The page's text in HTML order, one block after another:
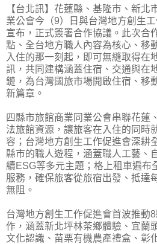
【台北訊】花蓮縣、基隆市、新北
業公會今（9）日與台灣地方創生工
宣布，正式簽署合作協議。此次合
點、全台地方職人內容為核心、移
入住的那一刻起，即可無縫取得在
訊，共同建構涵蓋住宿、交通與在
鏈，為台灣國旅市場開啟住宿、移
新篇章。
四縣市旅館商業同業公會串聯花蓮
法旅館資源，讓旅客在入住的同時
容；台灣地方創生工作促進會深耕
縣市的職人遊程，涵蓋職人工藝、
續ESG等多元主題；格上租車遍布
服務，確保旅客從旅宿出發、抵達
無阻。
台灣地方創生工作促進會首波推動
作，涵蓋新北坪林茶鄉體驗、宜蘭
文化認識、苗栗有機農產禮盒、彰